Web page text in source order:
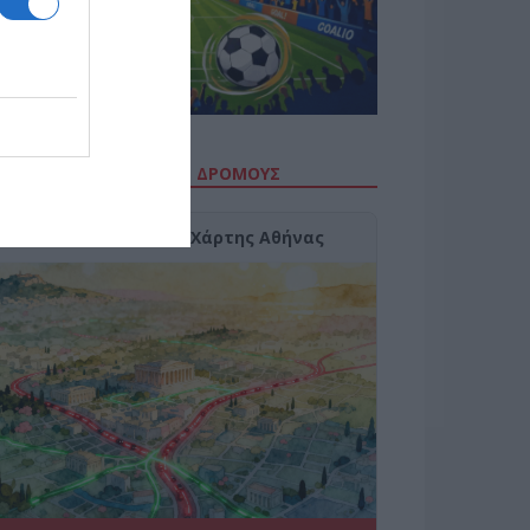
ΤΗΝ ΚΙΝΗΣΗ ΣΤΟΥΣ ΔΡΌΜΟΥΣ
Κίνηση Τώρα: Live Χάρτης Αθήνας